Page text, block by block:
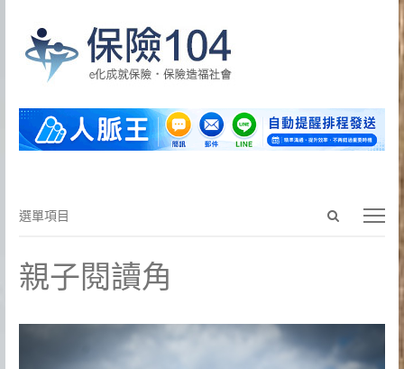
Open
search
選
目
選單項目
親子閱讀角